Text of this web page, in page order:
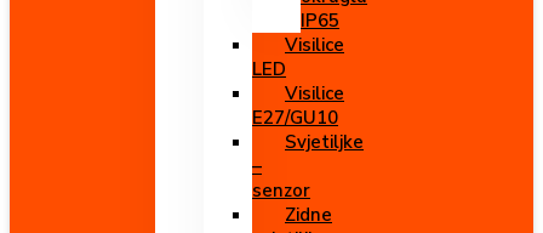
IP65
Visilice
LED
Visilice
E27/GU10
Svjetiljke
–
senzor
Zidne